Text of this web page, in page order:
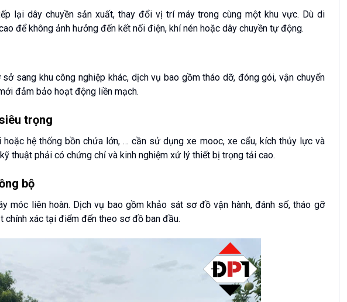
lại dây chuyền sản xuất, thay đổi vị trí máy trong cùng một khu vực. Dù di
để không ảnh hưởng đến kết nối điện, khí nén hoặc dây chuyền tự động.
sang khu công nghiệp khác, dịch vụ bao gồm tháo dỡ, đóng gói, vận chuyển
đảm bảo hoạt động liền mạch.
trọng
hệ thống bồn chứa lớn, … cần sử dụng xe mooc, xe cẩu, kích thủy lực và
thuật phải có chứng chỉ và kinh nghiệm xử lý thiết bị trọng tải cao.
bộ
móc liên hoàn. Dịch vụ bao gồm khảo sát sơ đồ vận hành, đánh số, tháo gỡ
xác tại điểm đến theo sơ đồ ban đầu.